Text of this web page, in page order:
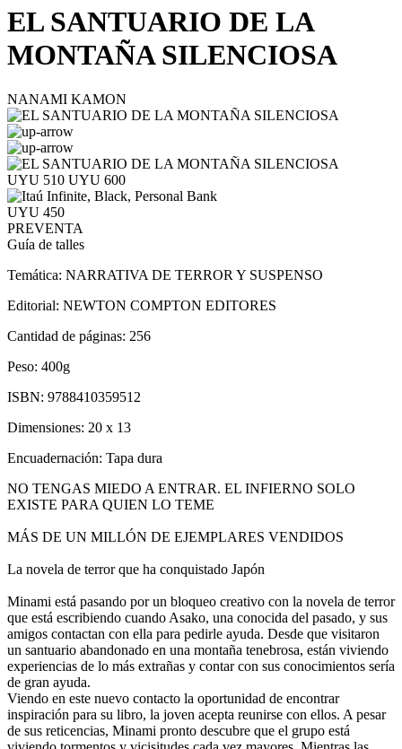
EL SANTUARIO DE LA
MONTAÑA SILENCIOSA
NANAMI KAMON
UYU 510 UYU 600
UYU 450
PREVENTA
Guía de talles
Temática: NARRATIVA DE TERROR Y SUSPENSO
Editorial: NEWTON COMPTON EDITORES
Cantidad de páginas: 256
Peso: 400g
ISBN: 9788410359512
Dimensiones: 20 x 13
Encuadernación: Tapa dura
NO TENGAS MIEDO A ENTRAR. EL INFIERNO SOLO
EXISTE PARA QUIEN LO TEME
MÁS DE UN MILLÓN DE EJEMPLARES VENDIDOS
La novela de terror que ha conquistado Japón
Minami está pasando por un bloqueo creativo con la novela de terror
que está escribiendo cuando Asako, una conocida del pasado, y sus
amigos contactan con ella para pedirle ayuda. Desde que visitaron
un santuario abandonado en una montaña tenebrosa, están viviendo
experiencias de lo más extrañas y contar con sus conocimientos sería
de gran ayuda.
Viendo en este nuevo contacto la oportunidad de encontrar
inspiración para su libro, la joven acepta reunirse con ellos. A pesar
de sus reticencias, Minami pronto descubre que el grupo está